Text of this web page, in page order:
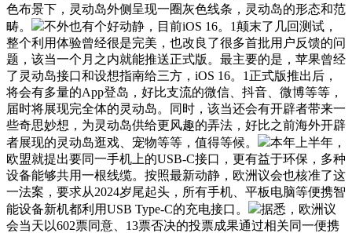
色布景下，灵动岛外侧呈现一圈灰色线条，灵动岛的形态和范
畴。
不外也有个好动静，目前iOS 16。1颠末了几回测试，
整个利用体验曾经很是完美，也改良了很多首批用户反馈的问
题，该当一个月之内就能推送正式版。最主要的是，苹果曾经
了灵动岛接口和设想指南给三方，iOS 16。1正式版推出后，
将会有多量的App登岛，好比支流的微信、抖音、微博等等，
届时将展现完全体的灵动岛。同时，该当还会有开辟者带来一
些奇思妙想，为灵动岛供给更风趣的弄法，好比之前海外开辟
者展现的灵动岛逛戏、宠物等等，值得等候。
本年上半年，
欧盟就提出要同一手机上的USB-C接口，更有益于环保，多种
设备能够共用一根线缆。按照最新动静，欧洲议会也核准了这
一法案，要求从2024岁尾起头，所有手机、平板电脑等便携智
能设备新机都利用USB Type-C的充电接口。
据悉，欧洲议
会当天以602票同意、13票否决的投票成果通过相关同一便携